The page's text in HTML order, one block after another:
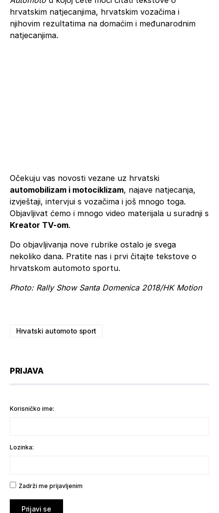
hrvatskim natjecanjima, hrvatskim vozačima i
njihovim rezultatima na domaćim i međunarodnim
natjecanjima.
Očekuju vas novosti vezane uz hrvatski
automobilizam i motociklizam, najave natjecanja,
izvještaji, intervjui s vozačima i još mnogo toga.
Objavljivat ćemo i mnogo video materijala u suradnji s
Kreator TV-om.
Do objavljivanja nove rubrike ostalo je svega
nekoliko dana. Pratite nas i prvi čitajte tekstove o
hrvatskom automoto sportu.
Photo: Rally Show Santa Domenica 2018/HK Motion
Hrvatski automoto sport
PRIJAVA
Korisničko ime:
Lozinka:
Zadrži me prijavljenim
Prijavi se